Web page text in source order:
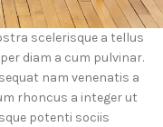
scelerisque a tellus
diam a cum pulvinar.
nam venenatis a
rhoncus a integer ut
potenti sociis